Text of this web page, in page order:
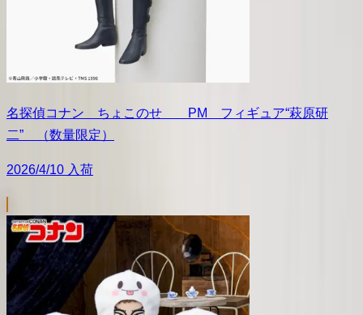
名探偵コナン ちょこのせ PM フィギュア“萩原研
二” （数量限定）
2026/4/10 入荷